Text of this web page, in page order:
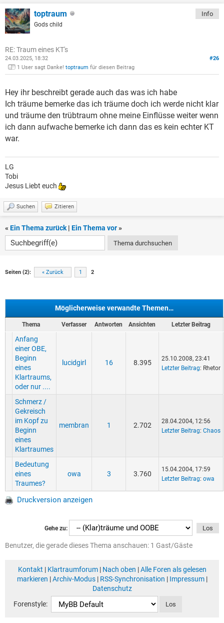
toptraum
Gods child
Info
RE: Traum eines KT's
#26
24.03.2025, 18:32
1 User sagt Danke! toptraum für diesen Beitrag
Hey ihr beschreibt gerade auch das was ich habe
Ich träume bemerke das ich träume doch ich werde nicht klar
und träume den trübtraum ohne meine Einflüsse weiter wenn
ich dann aufwache bemerke ich dann das es kein echter KT
war.
LG
Tobi
Jesus Liebt euch
Suchen Zitieren
« Ein Thema zurück | Ein Thema vor»
Seiten (2): « Zurück 1 2
Möglicherweise verwandte Themen…
Thema Verfasser Antworten Ansichten Letzter Beitrag
Anfang
einer OBE,
Beginn
eines
Klartraums,
oder nur ....
lucidgirl 16 8.395
25.10.2008, 23:41
Letzter Beitrag: Rhetor
Schmerz /
Gekreisch
im Kopf zu
Beginn
eines
Klartraumes
membran 1 2.702
28.04.2004, 12:56
Letzter Beitrag: Chaos
Bedeutung
eines
Traumes?
owa 3 3.760
15.04.2004, 17:59
Letzter Beitrag: owa
Druckversion anzeigen
Gehe zu:
Benutzer, die gerade dieses Thema anschauen: 1 Gast/Gäste
Kontakt | Klartraumforum| Nach oben |Alle Foren als gelesen
markieren |Archiv-Modus| RSS-Synchronisation | Impressum|
Datenschutz
Forenstyle: